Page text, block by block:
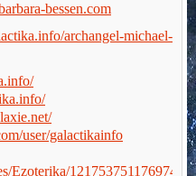
bessen.com
archangel-michael-
user/galactikainfo
Ezoterika/121753751176974